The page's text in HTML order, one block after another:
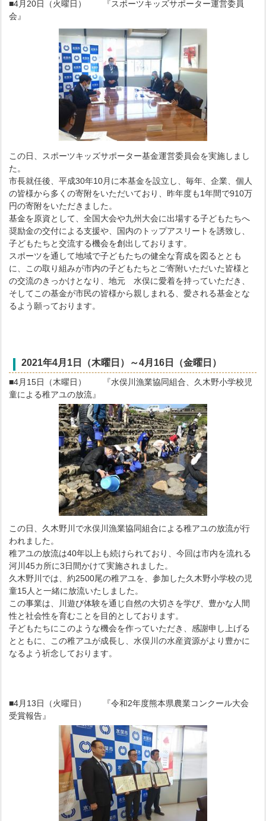
■4月20日（火曜日） 『スポーツキッズサポーター運営委員
会』
この日、スポーツキッズサポーター基金運営委員会を実施しまし
た。
市長就任後、平成30年10月に本基金を設立し、毎年、企業、個人
の皆様から多くの寄附をいただいており、昨年度も1年間で910万
円の寄附をいただきました。
基金を原資として、全国大会や九州大会に出場する子どもたちへ
奨励金の交付による支援や、国内のトップアスリートを誘致し、
子どもたちと交流する機会を創出しております。
スポーツを通して地域で子どもたちの健全な育成を図るととも
に、この取り組みが市内の子どもたちとご寄附いただいた皆様と
の交流のきっかけとなり、地元 水俣に愛着を持っていただき、
そしてこの基金が市民の皆様から親しまれる、愛される基金とな
るよう願っております。
2021年4月1 日（木曜日）～4月16日（金曜日）
■4月15日（木曜日） 『水俣川漁業協同組合、久木野小学校児
童による稚アユの放流』
この日、久木野川で水俣川漁業協同組合による稚アユの放流が行
われました。
稚アユの放流は40年以上も続けられており、今回は市内を流れる
河川45カ所に3日間かけて実施されました。
久木野川では、約2500尾の稚アユを、参加した久木野小学校の児
童15人と一緒に放流いたしました。
この事業は、川遊び体験を通じ自然の大切さを学び、豊かな人間
性と社会性を育むことを目的としております。
子どもたちにこのような機会を作っていただき、感謝申し上げる
とともに、この稚アユが成長し、水俣川の水産資源がより豊かに
なるよう祈念しております。
■4月13日（火曜日） 『令和2年度熊本県農業コンクール大会
受賞報告』